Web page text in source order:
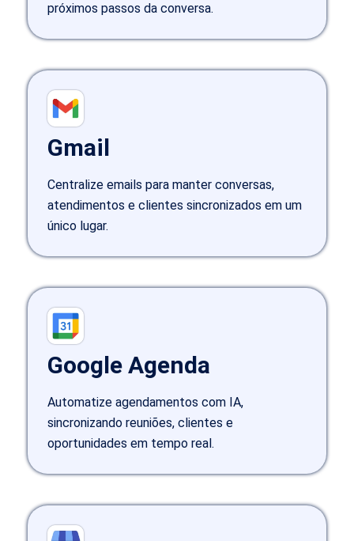
próximos passos da conversa.
Gmail
Centralize emails para manter conversas,
atendimentos e clientes sincronizados em um
único lugar.
Google Agenda
Automatize agendamentos com IA,
sincronizando reuniões, clientes e
oportunidades em tempo real.